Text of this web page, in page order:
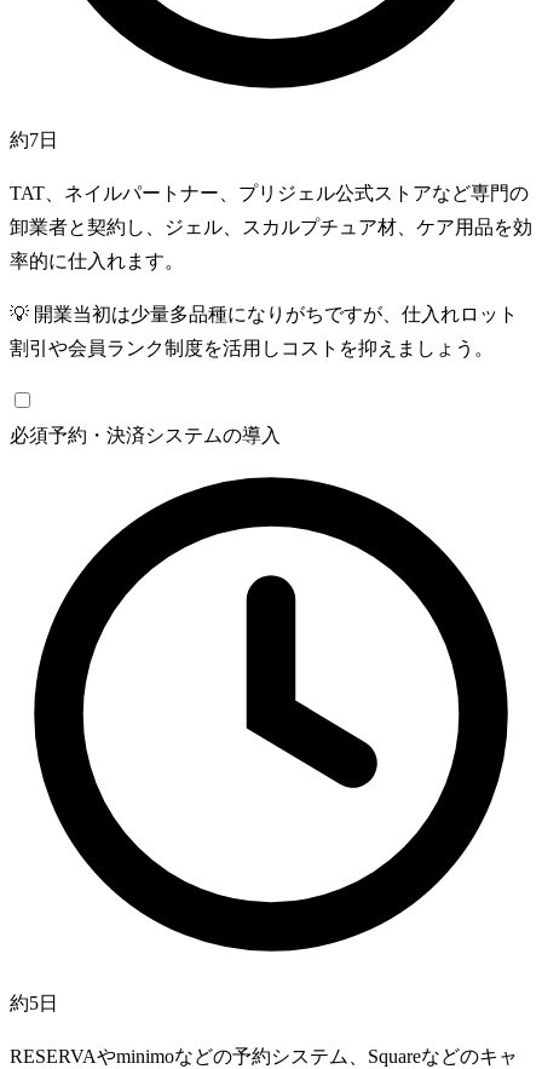
約7日
TAT、ネイルパートナー、プリジェル公式ストアなど専門の
卸業者と契約し、ジェル、スカルプチュア材、ケア用品を効
率的に仕入れます。
💡 開業当初は少量多品種になりがちですが、仕入れロット
割引や会員ランク制度を活用しコストを抑えましょう。
必須予約・決済システムの導入
約5日
RESERVAやminimoなどの予約システム、Squareなどのキャ